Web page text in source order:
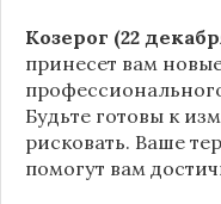
Козерог (22
принесет вам
Будьте готовы к
рисковать. Ваше
помогут вам